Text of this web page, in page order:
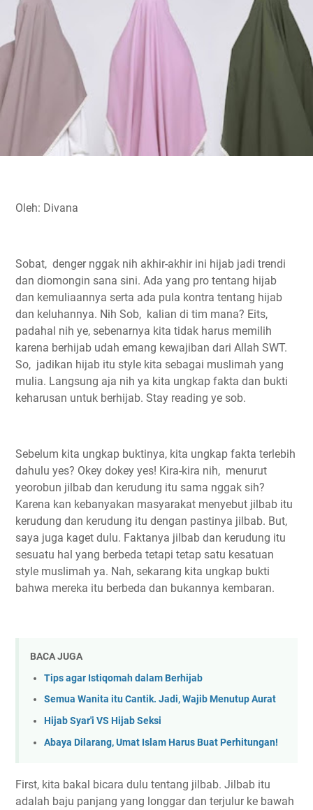
Oleh: Divana
Sobat, denger nggak nih akhir-akhir ini hijab jadi trendi
dan diomongin sana sini. Ada yang pro tentang hijab
dan kemuliaannya serta ada pula kontra tentang hijab
dan keluhannya. Nih Sob, kalian di tim mana? Eits,
padahal nih ye, sebenarnya kita tidak harus memilih
karena berhijab udah emang kewajiban dari Allah SWT.
So, jadikan hijab itu style kita sebagai muslimah yang
mulia. Langsung aja nih ya kita ungkap fakta dan bukti
keharusan untuk berhijab. Stay reading ye sob.
Sebelum kita ungkap buktinya, kita ungkap fakta terlebih
dahulu yes? Okey dokey yes! Kira-kira nih, menurut
yeorobun jilbab dan kerudung itu sama nggak sih?
Karena kan kebanyakan masyarakat menyebut jilbab itu
kerudung dan kerudung itu dengan pastinya jilbab. But,
saya juga kaget dulu. Faktanya jilbab dan kerudung itu
sesuatu hal yang berbeda tetapi tetap satu kesatuan
style muslimah ya. Nah, sekarang kita ungkap bukti
bahwa mereka itu berbeda dan bukannya kembaran.
BACA JUGA
Tips agar Istiqomah dalam Berhijab
Semua Wanita itu Cantik. Jadi, Wajib Menutup Aurat
Hijab Syar'i VS Hijab Seksi
Abaya Dilarang, Umat Islam Harus Buat Perhitungan!
First, kita bakal bicara dulu tentang jilbab. Jilbab itu
adalah baju panjang yang longgar dan terjulur ke bawah